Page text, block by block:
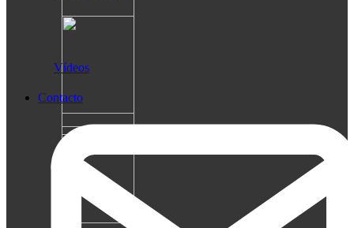
Vídeos
Contacto